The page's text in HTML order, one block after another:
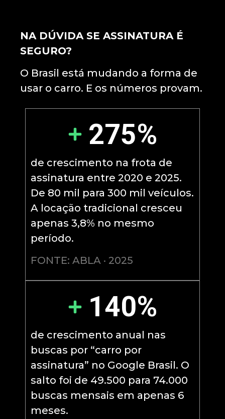
NA DÚVIDA SE ASSINATURA É
SEGURO?
O Brasil está mudando a forma de
usar o carro. E os números provam.
275%
de crescimento na frota de
assinatura entre 2020 e 2025.
De 80 mil para 300 mil veículos.
A locação tradicional cresceu
apenas 3,8% no mesmo
período.
FONTE: ABLA · 2025
140%
de crescimento anual nas
buscas por “carro por
assinatura” no Google Brasil. O
salto foi de 49.500 para 74.000
buscas mensais em apenas 6
meses.